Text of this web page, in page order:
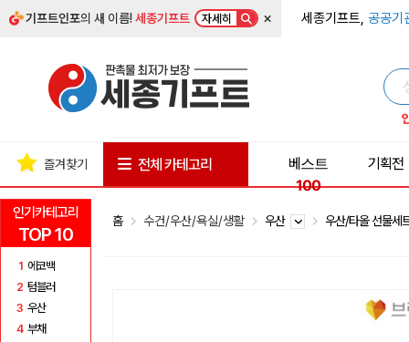
기프트인포의 새 이름!세종기프트 자세히 × 세종기프트, 공공기
인기카테고리
TOP 10
1 에코백
2 텀블러
3 우산
4 부채
즐겨찾기 전체 카테고리
베스트
100
기획전
홈 수건/우산/욕실/생활 우산 우산/타올 선물세